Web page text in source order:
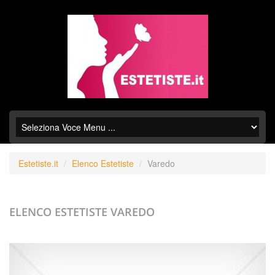
Estetiste.it Elenco Estetiste Varedo
ELENCO ESTETISTE VAREDO